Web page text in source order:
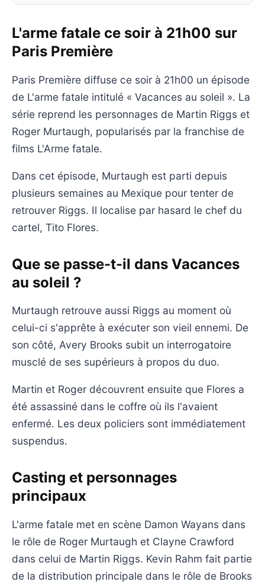
L'arme fatale ce soir à 21h00 sur
Paris Première
Paris Première diffuse ce soir à 21h00 un épisode
de L'arme fatale intitulé « Vacances au soleil ». La
série reprend les personnages de Martin Riggs et
Roger Murtaugh, popularisés par la franchise de
films L'Arme fatale.
Dans cet épisode, Murtaugh est parti depuis
plusieurs semaines au Mexique pour tenter de
retrouver Riggs. Il localise par hasard le chef du
cartel, Tito Flores.
Que se passe-t-il dans Vacances
au soleil ?
Murtaugh retrouve aussi Riggs au moment où
celui-ci s'apprête à exécuter son vieil ennemi. De
son côté, Avery Brooks subit un interrogatoire
musclé de ses supérieurs à propos du duo.
Martin et Roger découvrent ensuite que Flores a
été assassiné dans le coffre où ils l'avaient
enfermé. Les deux policiers sont immédiatement
suspendus.
Casting et personnages
principaux
L'arme fatale met en scène Damon Wayans dans
le rôle de Roger Murtaugh et Clayne Crawford
dans celui de Martin Riggs. Kevin Rahm fait partie
de la distribution principale dans le rôle de Brooks